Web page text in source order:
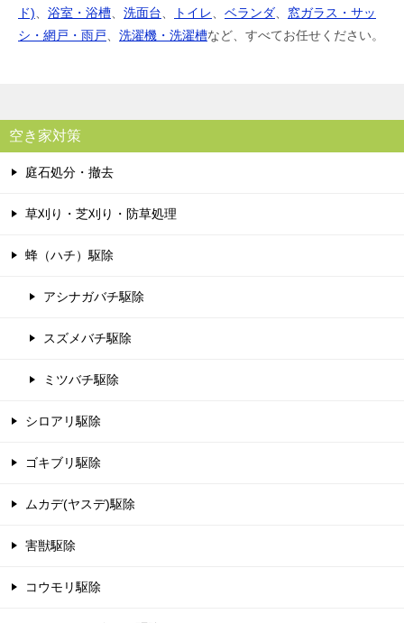
ド)
浴室・浴槽 洗面台 トイレ ベランダ
窓ガラス・サッ
シ・網戸・雨戸
洗濯機・洗濯槽など、すべてお任せください。
空き家対策
庭石処分・撤去
草刈り・芝刈り・防草処理
蜂（ハチ）駆除
アシナガバチ駆除
スズメバチ駆除
ミツバチ駆除
シロアリ駆除
ゴキブリ駆除
ムカデ(ヤスデ)駆除
害獣駆除
コウモリ駆除